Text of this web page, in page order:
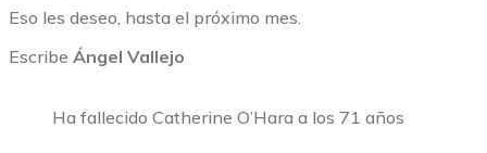
Eso les deseo, hasta el próximo mes.
Escribe Ángel Vallejo
Ha fallecido Catherine O’Hara a los 71 años